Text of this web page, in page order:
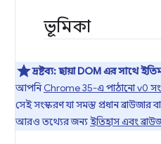
ভূমিকা
দ্রষ্টব্য:ছায়া DOM এর সাথে
আপনিChrome 35-এ পাঠানো v0
সেই সংস্করণ যা সমস্ত প্রধান
আরও তথ্যের জন্যইতিহাস এবং